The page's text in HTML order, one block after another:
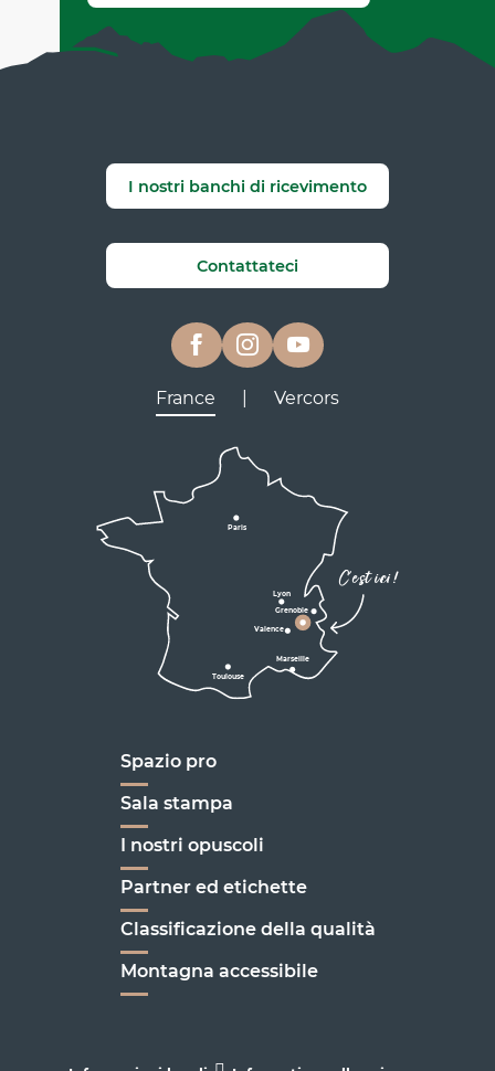
I nostri banchi di ricevimento
Contattateci
France Vercors
C'est ici !
Paris
Toulouse
Marseille
Lyon
Valence
Grenoble
D1075
D531
Valence
Lyon
Marseille
Spazio pro
Sala stampa
I nostri opuscoli
Partner ed etichette
Classificazione della qualità
Montagna accessibile